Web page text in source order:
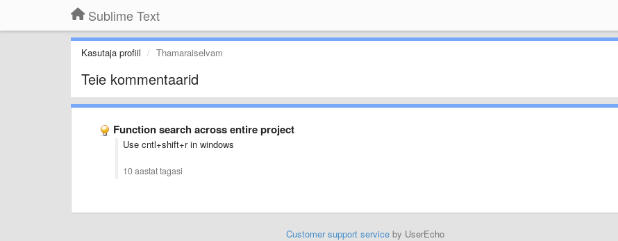
Sublime Text
Kasutaja profiil Thamaraiselvam
Teie kommentaarid
Function search across entire project
Use cntl+shift+r in windows
10 aastat tagasi
Customer support serviceby UserEcho